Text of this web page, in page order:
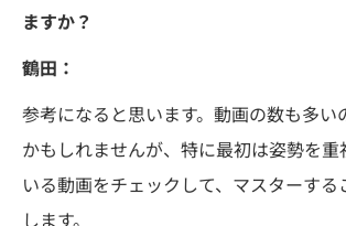
ますか？
鶴田：
参考になると思います。動画の数も多い
かもしれませんが、特に最初は姿勢を重
いる動画をチェックして、マスターする
します。